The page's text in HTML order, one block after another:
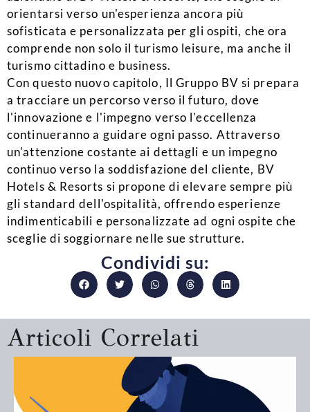
orientarsi verso un'esperienza ancora più
sofisticata e personalizzata per gli ospiti, che ora
comprende non solo il turismo leisure, ma anche il
turismo cittadino e business.
Con questo nuovo capitolo, Il Gruppo BV si prepara
a tracciare un percorso verso il futuro, dove
l'innovazione e l'impegno verso l'eccellenza
continueranno a guidare ogni passo. Attraverso
un'attenzione costante ai dettagli e un impegno
continuo verso la soddisfazione del cliente, BV
Hotels & Resorts si propone di elevare sempre più
gli standard dell'ospitalità, offrendo esperienze
indimenticabili e personalizzate ad ogni ospite che
sceglie di soggiornare nelle sue strutture.
Condividi su:
Articoli Correlati